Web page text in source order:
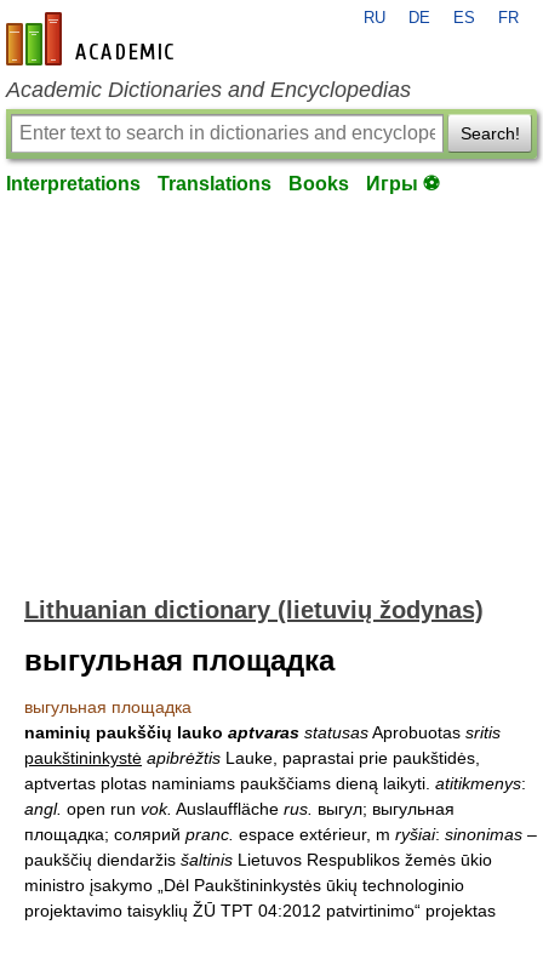
en-academic.com
RU DE ES FR
Academic Dictionaries and Encyclopedias
Search!
Interpretations Translations Books Игры ⚽
Lithuanian dictionary (lietuvių žodynas)
выгульная площадка
выгульная площадка
naminių paukščių lauko aptvaras statusasAprobuotas sritis
paukštininkystė apibrėžtis Lauke, paprastai prie paukštidės,
aptvertas plotas naminiams paukščiams dieną laikyti. atitikmenys:
angl. open run vok. Auslauffläche rus. выгул; выгульная
площадка; солярий pranc. espace extérieur, m ryšiai: sinonimas –
paukščių diendaržis šaltinis Lietuvos Respublikos žemės ūkio
ministro įsakymo „Dėl Paukštininkystės ūkių technologinio
projektavimo taisyklių ŽŪ TPT 04:2012 patvirtinimo“ projektas